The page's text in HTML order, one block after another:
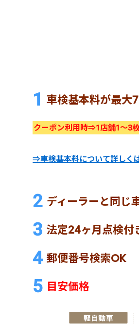
車検基本料が最大
クーポン利用時⇒1店舗1～3
⇒車検基本料について詳しく
ディーラーと同じ
法定24ヶ月点検付
郵便番号検索OK
目安価格